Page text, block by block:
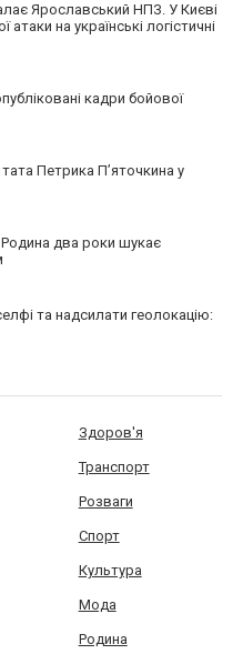
Ярославський НПЗ. У Києві
атаки на українські логістичні
кадри бойової
Петрика П’яточкина у
два роки шукає
та надсилати геолокацію:
Здоров'я
Транспорт
Розваги
Спорт
Культура
Мода
Родина